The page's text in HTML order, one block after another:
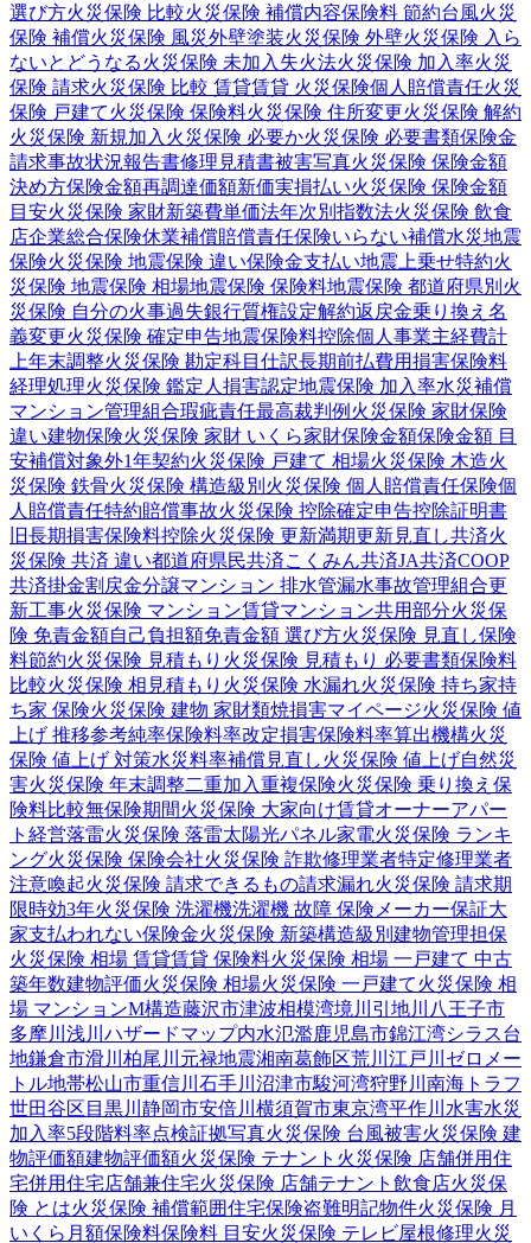
選び方火災保険 比較火災保険 補償内容保険料 節約台風火災
保険 補償火災保険 風災外壁塗装火災保険 外壁火災保険 入ら
ないとどうなる火災保険 未加入 失火法火災保険 加入率火災
保険 請求火災保険 比較 賃貸賃貸 火災保険個人賠償責任火災
保険 戸建て火災保険 保険料火災保険 住所変更火災保険 解約
火災保険 新規加入 火災保険 必要か火災保険 必要書類保険金
請求事故状況報告書修理見積書被害写真火災保険 保険金額
決め方保険金額再調達価額新価実損払い火災保険 保険金額
目安火災保険 家財新築費単価法年次別指数法火災保険 飲食
店企業総合保険休業補償賠償責任保険いらない補償水災地震
保険火災保険 地震保険 違い保険金支払い地震上乗せ特約火
災保険 地震保険 相場地震保険 保険料地震保険 都道府県別 火
災保険 自分の火事過失銀行質権設定解約返戻金乗り換え 名
義変更火災保険 確定申告地震保険料控除個人事業主経費計
上年末調整火災保険 勘定科目 仕訳長期前払費用損害保険料
経理処理火災保険 鑑定人 損害認定地震保険 加入率水災補償
マンション管理組合瑕疵責任最高裁判例 火災保険 家財保険
違い建物保険火災保険 家財 いくら家財保険金額保険金額 目
安補償対象外1年契約火災保険 戸建て 相場火災保険 木造火
災保険 鉄骨火災保険 構造級別 火災保険 個人賠償責任保険個
人賠償責任特約賠償事故火災保険 控除確定申告控除証明書
旧長期損害保険料控除火災保険 更新満期更新見直し共済火
災保険 共済 違い都道府県民共済こくみん共済JA共済COOP
共済掛金割戻金分譲マンション 排水管漏水事故管理組合更
新工事火災保険 マンション賃貸マンション共用部分火災保
険 免責金額自己負担額免責金額 選び方火災保険 見直し保険
料節約火災保険 見積もり 火災保険 見積もり 必要書類保険料
比較火災保険 相見積もり 火災保険 水漏れ火災保険 持ち家持
ち家 保険火災保険 建物 家財類焼損害マイページ火災保険 値
上げ 推移参考純率保険料率改定損害保険料率算出機構火災
保険 値上げ 対策水災料率補償見直し火災保険 値上げ自然災
害火災保険 年末調整二重加入重複保険火災保険 乗り換え 保
険料比較無保険期間火災保険 大家向け賃貸オーナーアパー
ト経営落雷火災保険 落雷太陽光パネル家電火災保険 ランキ
ング火災保険 保険会社火災保険 詐欺修理業者特定修理業者
注意喚起火災保険 請求できるもの請求漏れ火災保険 請求期
限時効3年火災保険 洗濯機洗濯機 故障 保険 メーカー保証大
家支払われない保険金火災保険 新築構造級別 建物管理担保
火災保険 相場 賃貸賃貸 保険料火災保険 相場 一戸建て 中古
築年数建物評価火災保険 相場火災保険 一戸建て火災保険 相
場 マンションM構造藤沢市津波相模湾境川 引地川
八王子市
多摩川 浅川 ハザードマップ内水氾濫鹿児島市錦江湾シラス台
地鎌倉市滑川 柏尾川 元禄地震湘南葛飾区荒川 江戸川 ゼロメー
トル地帯松山市重信川 石手川 沼津市駿河湾狩野川 南海トラフ
世田谷区 目黒川 静岡市安倍川 横須賀市東京湾平作川 水害水災
加入率5段階料率点検証拠写真火災保険 台風被害火災保険 建
物評価額建物評価額火災保険 テナント 火災保険 店舗併用住
宅併用住宅店舗兼住宅火災保険 店舗テナント 飲食店火災保
険 とは火災保険 補償範囲住宅保険盗難明記物件火災保険 月
いくら 月額保険料保険料 目安火災保険 テレビ屋根修理火災